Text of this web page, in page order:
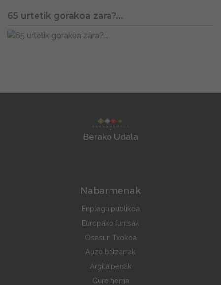
65 urtetik gorakoa zara?...
Berako Udala
Nabarmenak
Enplegu publikoa
Europako funtsak
Osasun Txokoa
Auzo batzarrak
Argitalpenak
Gure herria